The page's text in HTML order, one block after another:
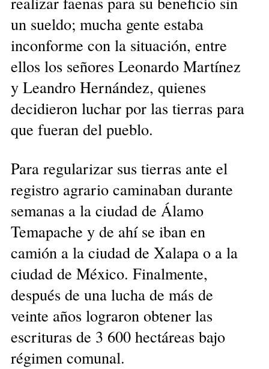
un sueldo; mucha gente estaba
inconforme con la situación, entre
ellos los señores Leonardo Martínez
y Leandro Hernández, quienes
decidieron luchar por las tierras para
que fueran del pueblo.
Para regularizar sus tierras ante el
registro agrario caminaban durante
semanas a la ciudad de Álamo
Temapache y de ahí se iban en
camión a la ciudad de Xalapa o a la
ciudad de México. Finalmente,
después de una lucha de más de
veinte años lograron obtener las
escrituras de 3 600 hectáreas bajo
régimen comunal.